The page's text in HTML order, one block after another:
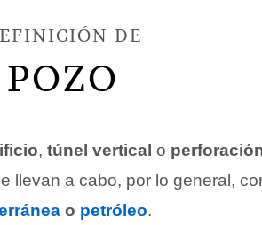
DE
POZO
, túnel vertical o
llevan a cabo, por lo general,
o petróleo.